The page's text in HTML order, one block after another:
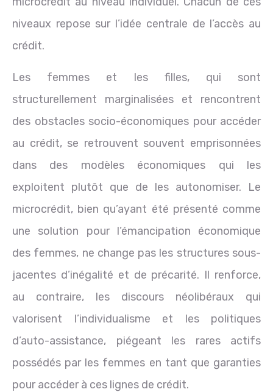
niveaux repose sur l’idée centrale de l’accès au
crédit.
Les femmes et les filles, qui sont
structurellement marginalisées et rencontrent
des obstacles socio-économiques pour accéder
au crédit, se retrouvent souvent emprisonnées
dans des modèles économiques qui les
exploitent plutôt que de les autonomiser. Le
microcrédit, bien qu’ayant été présenté comme
une solution pour l’émancipation économique
des femmes, ne change pas les structures sous-
jacentes d’inégalité et de précarité. Il renforce,
au contraire, les discours néolibéraux qui
valorisent l’individualisme et les politiques
d’auto-assistance, piégeant les rares actifs
possédés par les femmes en tant que garanties
pour accéder à ces lignes de crédit.